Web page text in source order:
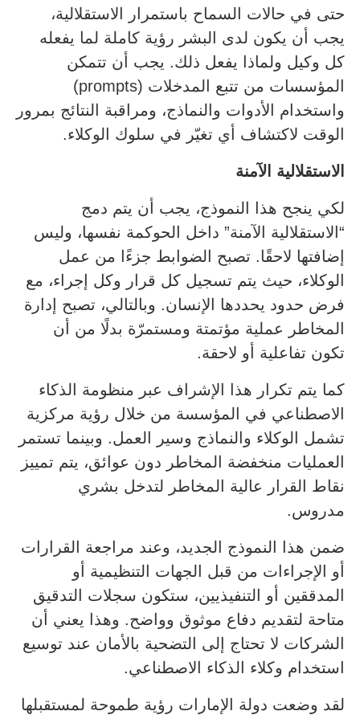
حتى في حالات السماح باستمرار الاستقلالية،
يجب أن يكون لدى البشر رؤية كاملة لما يفعله
كل وكيل ولماذا يفعل ذلك. يجب أن تتمكن
المؤسسات من تتبع المدخلات (prompts)
واستخدام الأدوات والنماذج، ومراقبة النتائج بمرور
الوقت لاكتشاف أي تغيّر في سلوك الوكلاء.
الاستقلالية الآمنة
لكي ينجح هذا النموذج، يجب أن يتم دمج
“الاستقلالية الآمنة” داخل الحوكمة نفسها، وليس
إضافتها لاحقًا. تصبح الضوابط جزءًا من عمل
الوكلاء، حيث يتم تسجيل كل قرار وكل إجراء، مع
فرض حدود يحددها الإنسان. وبالتالي، تصبح إدارة
المخاطر عملية مؤتمتة ومستمرّة بدلًا من أن
تكون تفاعلية أو لاحقة.
كما يتم تكرار هذا الإشراف عبر منظومة الذكاء
الاصطناعي في المؤسسة من خلال رؤية مركزية
تشمل الوكلاء والنماذج وسير العمل. وبينما تستمر
العمليات منخفضة المخاطر دون عوائق، يتم تمييز
نقاط القرار عالية المخاطر لتدخل بشري
مدروس.
ضمن هذا النموذج الجديد، وعند مراجعة القرارات
أو الإجراءات من قبل الجهات التنظيمية أو
المدققين أو التنفيذيين، ستكون سجلات التدقيق
متاحة لتقديم دفاع موثوق وواضح. وهذا يعني أن
الشركات لا تحتاج إلى التضحية بالأمان عند توسيع
استخدام وكلاء الذكاء الاصطناعي.
لقد وضعت دولة الإمارات رؤية طموحة لمستقبلها